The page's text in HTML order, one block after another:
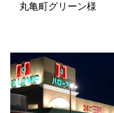
丸亀町グリーン様